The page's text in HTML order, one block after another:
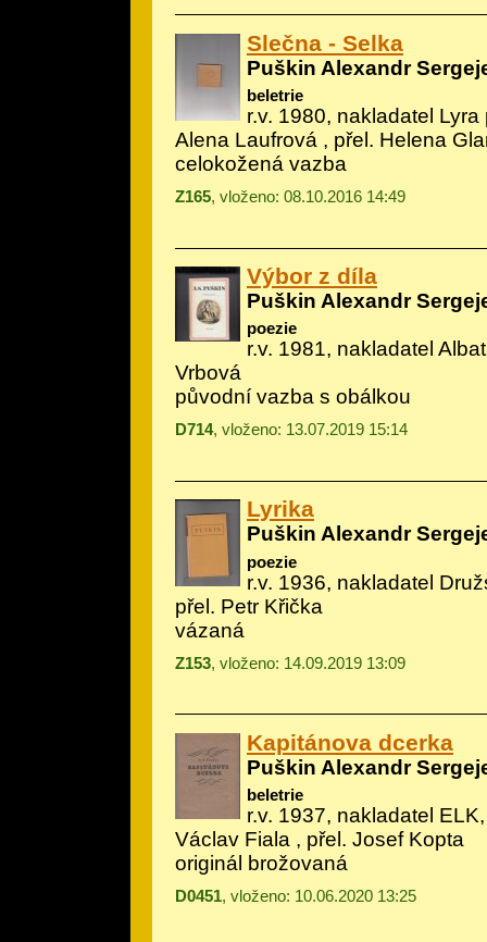
Slečna - Selka
Puškin Alexandr
beletrie
r.v. 1980, nakladatel Lyra
Alena Laufrová , přel. Helena
celokožená vazba
Z165, vloženo: 08.10.2016 14:49
Výbor z díla
Puškin Alexandr
poezie
r.v. 1981, nakladatel
Vrbová
původní vazba s obálkou
D714, vloženo: 13.07.2019 15:14
Lyrika
Puškin Alexandr
poezie
r.v. 1936, nakladatel
přel. Petr Křička
vázaná
Z153, vloženo: 14.09.2019 13:09
Kapitánova dcerka
Puškin Alexandr
beletrie
r.v. 1937, nakladatel
Václav Fiala , přel. Josef Kopta
originál brožovaná
D0451, vloženo: 10.06.2020 13:25